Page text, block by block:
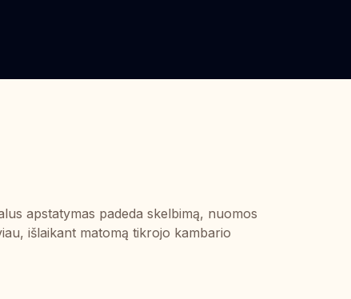
apstatymas padeda skelbimą, nuomos
išlaikant matomą tikrojo kambario